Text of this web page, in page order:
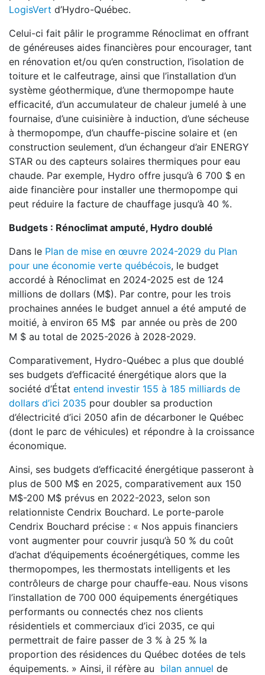
LogisVert d’Hydro-Québec.
Celui-ci fait pâlir le programme Rénoclimat en offrant
de généreuses aides financières pour encourager, tant
en rénovation et/ou qu’en construction, l’isolation de
toiture et le calfeutrage, ainsi que l’installation d’un
système géothermique, d’une thermopompe haute
efficacité, d’un accumulateur de chaleur jumelé à une
fournaise, d’une cuisinière à induction, d’une sécheuse
à thermopompe, d’un chauffe-piscine solaire et (en
construction seulement, d’un échangeur d’air ENERGY
STAR ou des capteurs solaires thermiques pour eau
chaude. Par exemple, Hydro offre jusqu’à 6 700 $ en
aide financière pour installer une thermopompe qui
peut réduire la facture de chauffage jusqu’à 40 %.
Budgets : Rénoclimat amputé, Hydro doublé
Dans le Plan de mise en œuvre 2024-2029 du Plan
pour une économie verte québécois, le budget
accordé à Rénoclimat en 2024-2025 est de 124
millions de dollars (M$). Par contre, pour les trois
prochaines années le budget annuel a été amputé de
moitié, à environ 65 M$ par année ou près de 200
M $ au total de 2025-2026 à 2028-2029.
Comparativement, Hydro-Québec a plus que doublé
ses budgets d’efficacité énergétique alors que la
société d’État entend investir 155 à 185 milliards de
dollars d’ici 2035 pour doubler sa production
d’électricité d’ici 2050 afin de décarboner le Québec
(dont le parc de véhicules) et répondre à la croissance
économique.
Ainsi, ses budgets d’efficacité énergétique passeront à
plus de 500 M$ en 2025, comparativement aux 150
M$-200 M$ prévus en 2022-2023, selon son
relationniste Cendrix Bouchard. Le porte-parole
Cendrix Bouchard précise : « Nos appuis financiers
vont augmenter pour couvrir jusqu’à 50 % du coût
d’achat d’équipements écoénergétiques, comme les
thermopompes, les thermostats intelligents et les
contrôleurs de charge pour chauffe-eau. Nous visons
l’installation de 700 000 équipements énergétiques
performants ou connectés chez nos clients
résidentiels et commerciaux d’ici 2035, ce qui
permettrait de faire passer de 3 % à 25 % la
proportion des résidences du Québec dotées de tels
équipements. » Ainsi, il réfère au bilan annuel de